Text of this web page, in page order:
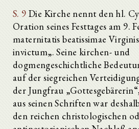
S. 9 Die Kirche nennt den hl.
Oration seines Festtages am 9.
maternitatis beatissimae
invictum„. Seine kirchen- und
dogmengeschichtliche
auf der siegreichen
der Jungfrau
aus seinen Schriften war
den reichen christologischen